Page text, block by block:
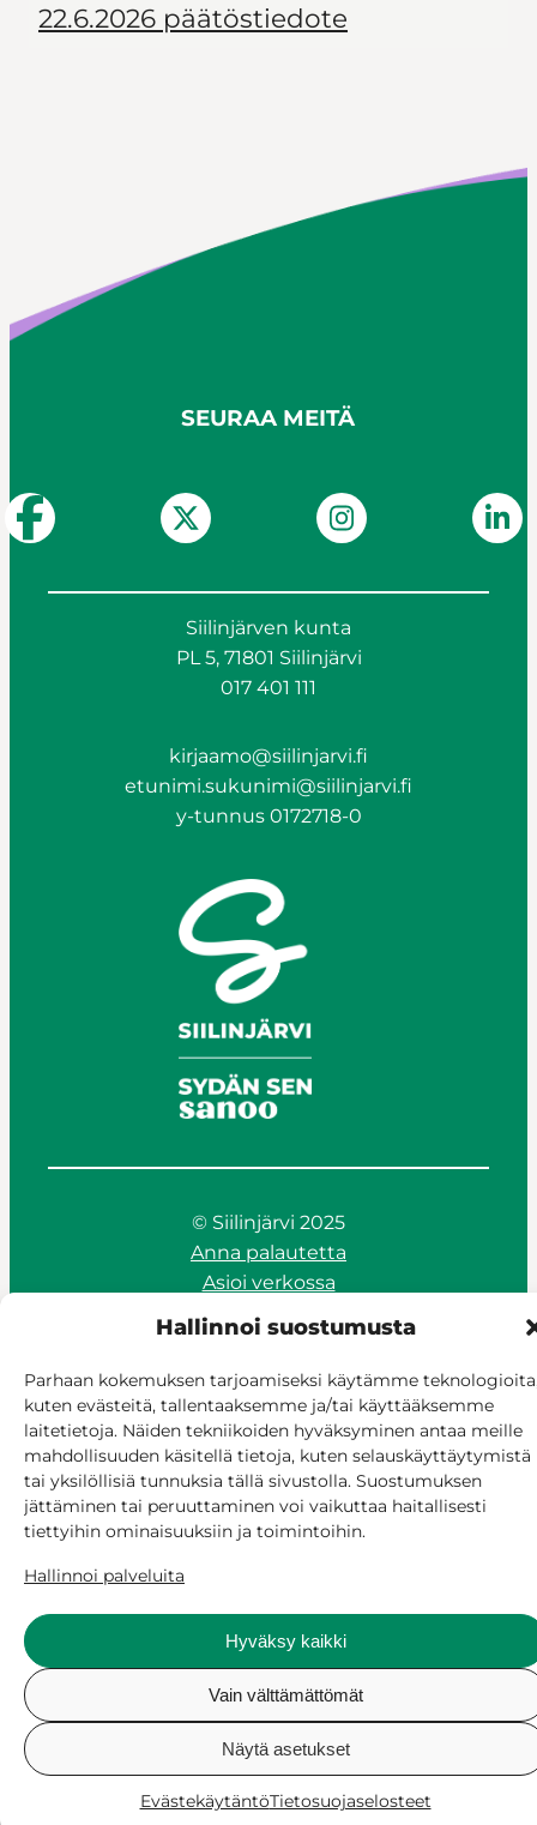
Hallinnoi suostumusta
Parhaan kokemuksen tarjoamiseksi käytämme
kuten evästeitä, tallentaaksemme ja/tai käyttääksemme
laitetietoja. Näiden tekniikoiden hyväksyminen antaa meille
mahdollisuuden käsitellä tietoja, kuten selauskäyttäytymistä
tai yksilöllisiä tunnuksia tällä sivustolla. Suostumuksen
jättäminen tai peruuttaminen voi vaikuttaa haitallisesti
tiettyihin ominaisuuksiin ja toimintoihin.
Hallinnoi palveluita
Hyväksy kaikki
Vain välttämättömät
Näytä asetukset
EvästekäytäntöTietosuojaselosteet
22.6.2026 päätöstiedote
SEURAA MEITÄ
Siilinjärven kunta
PL 5, 71801 Siilinjärvi
017 401 111
kirjaamo@siilinjarvi.fi
etunimi.sukunimi@siilinjarvi.fi
y-tunnus 0172718-0
© Siilinjärvi 2025
Anna palautetta
Asioi verkossa
Laskutus ja maksaminen
Saavutettavuus
Evästekäytäntö
Hallitse suostumusta